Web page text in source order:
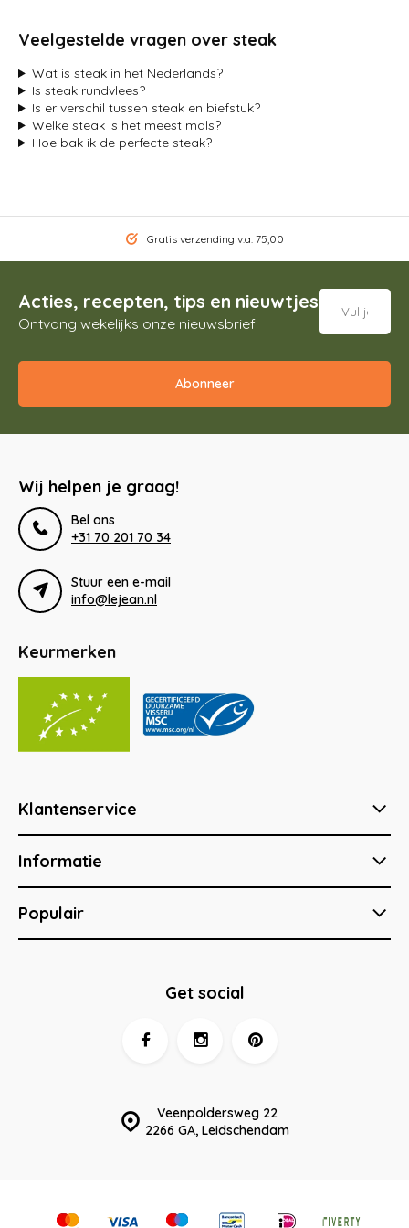
Veelgestelde vragen over steak
Wat is steak in het Nederlands?
Is steak rundvlees?
Is er verschil tussen steak en biefstuk?
Welke steak is het meest mals?
Hoe bak ik de perfecte steak?
Gratis verzending v.a. 75,00
Acties, recepten, tips en nieuwtjes
Ontvang wekelijks onze nieuwsbrief
Abonneer
Wij helpen je graag!
Bel ons
+31 70 201 70 34
Stuur een e-mail
info@lejean.nl
Keurmerken
Klantenservice
Informatie
Populair
Veenpoldersweg 22
2266 GA, Leidschendam
Get social